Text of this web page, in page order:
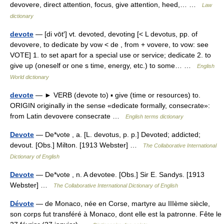
devovere, direct attention, focus, give attention, heed,… …
Law
dictionary
devote — [di vōt′] vt. devoted, devoting [< L devotus, pp. of
devovere, to dedicate by vow < de , from + vovere, to vow: see
VOTE] 1. to set apart for a special use or service; dedicate 2. to
give up (oneself or one s time, energy, etc.) to some… …
English
World dictionary
devote — ► VERB (devote to) ▪ give (time or resources) to.
ORIGIN originally in the sense «dedicate formally, consecrate»:
from Latin devovere consecrate …
English terms dictionary
Devote — De*vote , a. [L. devotus, p. p.] Devoted; addicted;
devout. [Obs.] Milton. [1913 Webster] …
The Collaborative International
Dictionary of English
Devote — De*vote , n. A devotee. [Obs.] Sir E. Sandys. [1913
Webster] …
The Collaborative International Dictionary of English
Dévote — de Monaco, née en Corse, martyre au IIIème siècle,
son corps fut transféré à Monaco, dont elle est la patronne. Fête le